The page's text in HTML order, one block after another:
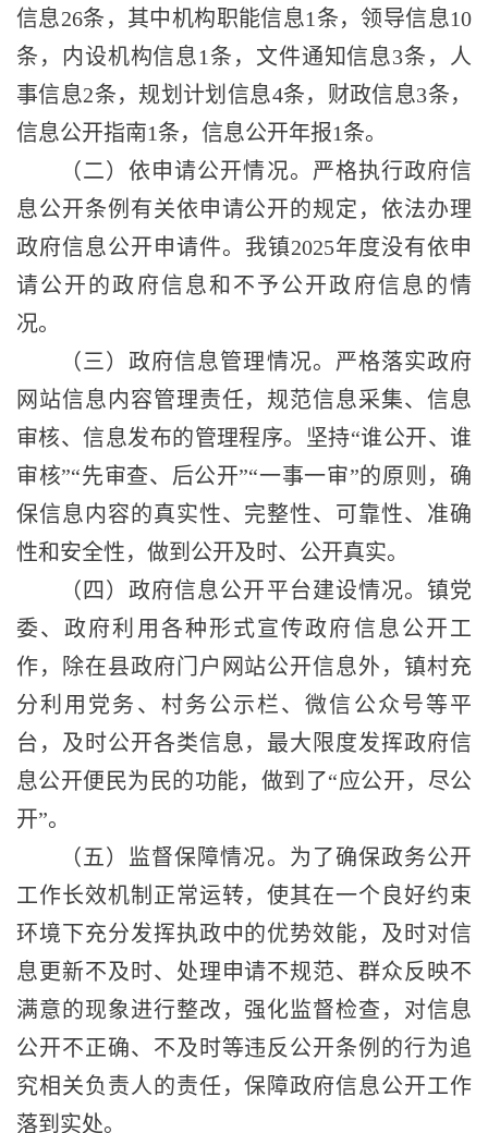
信息26条，其中机构职能信息1条，领导信息10
条，内设机构信息1条，文件通知信息3条，人
事信息2条，规划计划信息4条，财政信息3条，
信息公开指南1条，信息公开年报1条。
（二）依申请公开情况。严格执行政府信
息公开条例有关依申请公开的规定，依法办理
政府信息公开申请件。我镇2025年度没有依申
请公开的政府信息和不予公开政府信息的情
况。
（三）政府信息管理情况。严格落实政府
网站信息内容管理责任，规范信息采集、信息
审核、信息发布的管理程序。坚持“谁公开、谁
审核”“先审查、后公开”“一事一审”的原则，确
保信息内容的真实性、完整性、可靠性、准确
性和安全性，做到公开及时、公开真实。
（四）政府信息公开平台建设情况。镇党
委、政府利用各种形式宣传政府信息公开工
作，除在县政府门户网站公开信息外，镇村充
分利用党务、村务公示栏、微信公众号等平
台，及时公开各类信息，最大限度发挥政府信
息公开便民为民的功能，做到了“应公开，尽公
开”。
（五）监督保障情况。为了确保政务公开
工作长效机制正常运转，使其在一个良好约束
环境下充分发挥执政中的优势效能，及时对信
息更新不及时、处理申请不规范、群众反映不
满意的现象进行整改，强化监督检查，对信息
公开不正确、不及时等违反公开条例的行为追
究相关负责人的责任，保障政府信息公开工作
落到实处。